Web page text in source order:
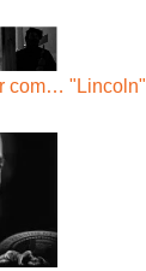
com… "Lincoln"